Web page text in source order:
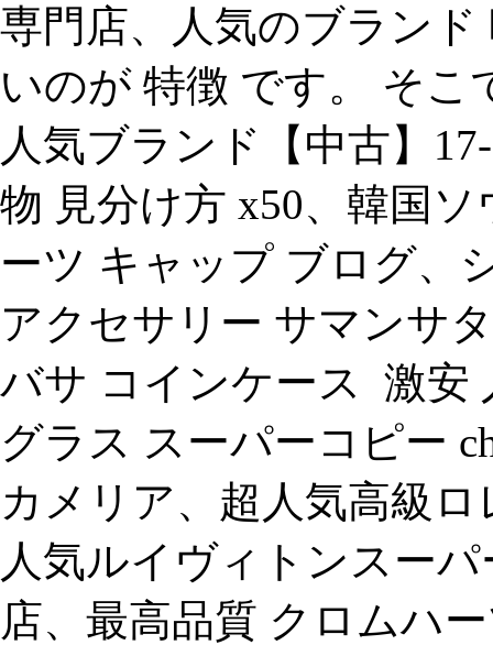
専門店、人気のブラン
いのが 特徴 です。 そこ
人気ブランド【中古】
物 見分け方 x50、韓国
ーツ キャップ ブログ、
アクセサリー サマンサ
バサ コインケース 激安
グラス スーパーコピー
カメリア、超人気高級
人気ルイヴィトンスー
店、最高品質 クロムハ